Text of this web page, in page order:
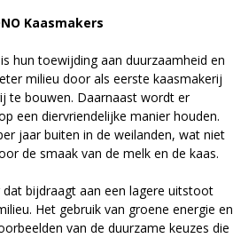
Kaasmakers
hun toewijding aan duurzaamheid en
milieu door als eerste kaasmakerij
te bouwen. Daarnaast wordt er
een diervriendelijke manier houden.
jaar buiten in de weilanden, wat niet
de smaak van de melk en de kaas.
bijdraagt aan een lagere uitstoot
Het gebruik van groene energie en
van de duurzame keuzes die